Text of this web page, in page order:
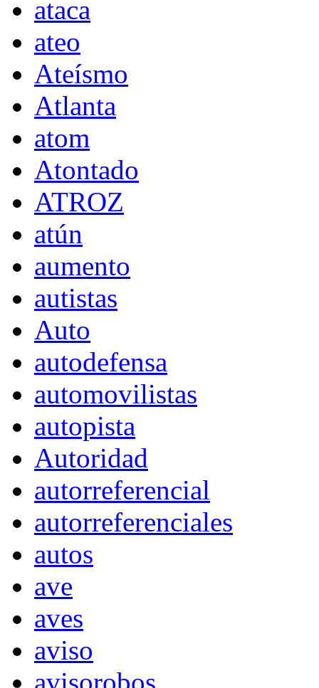
ataca
ateo
Ateísmo
Atlanta
atom
Atontado
ATROZ
atún
aumento
autistas
Auto
autodefensa
automovilistas
autopista
Autoridad
autorreferencial
autorreferenciales
autos
ave
aves
aviso